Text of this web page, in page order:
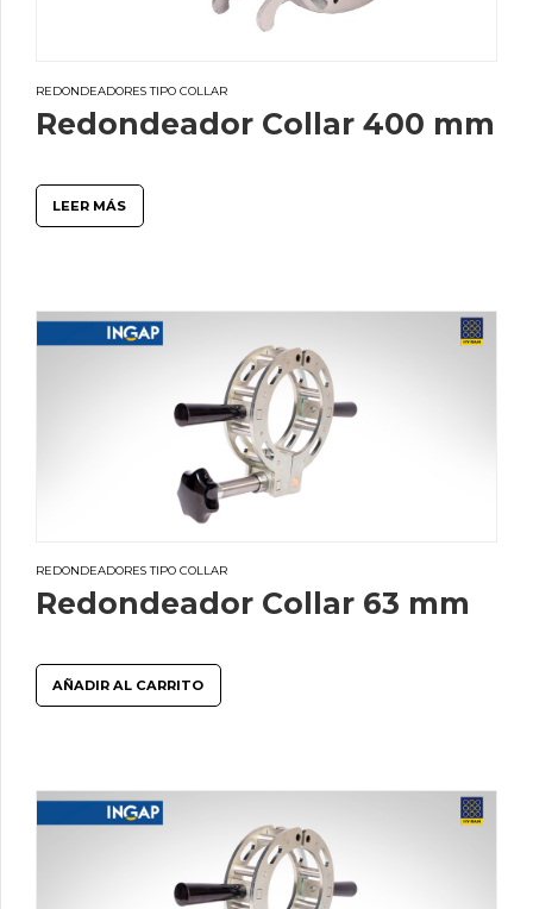
REDONDEADORES TIPO COLLAR
Redondeador Collar 400 mm
LEER MÁS
REDONDEADORES TIPO COLLAR
Redondeador Collar 63 mm
AÑADIR AL CARRITO